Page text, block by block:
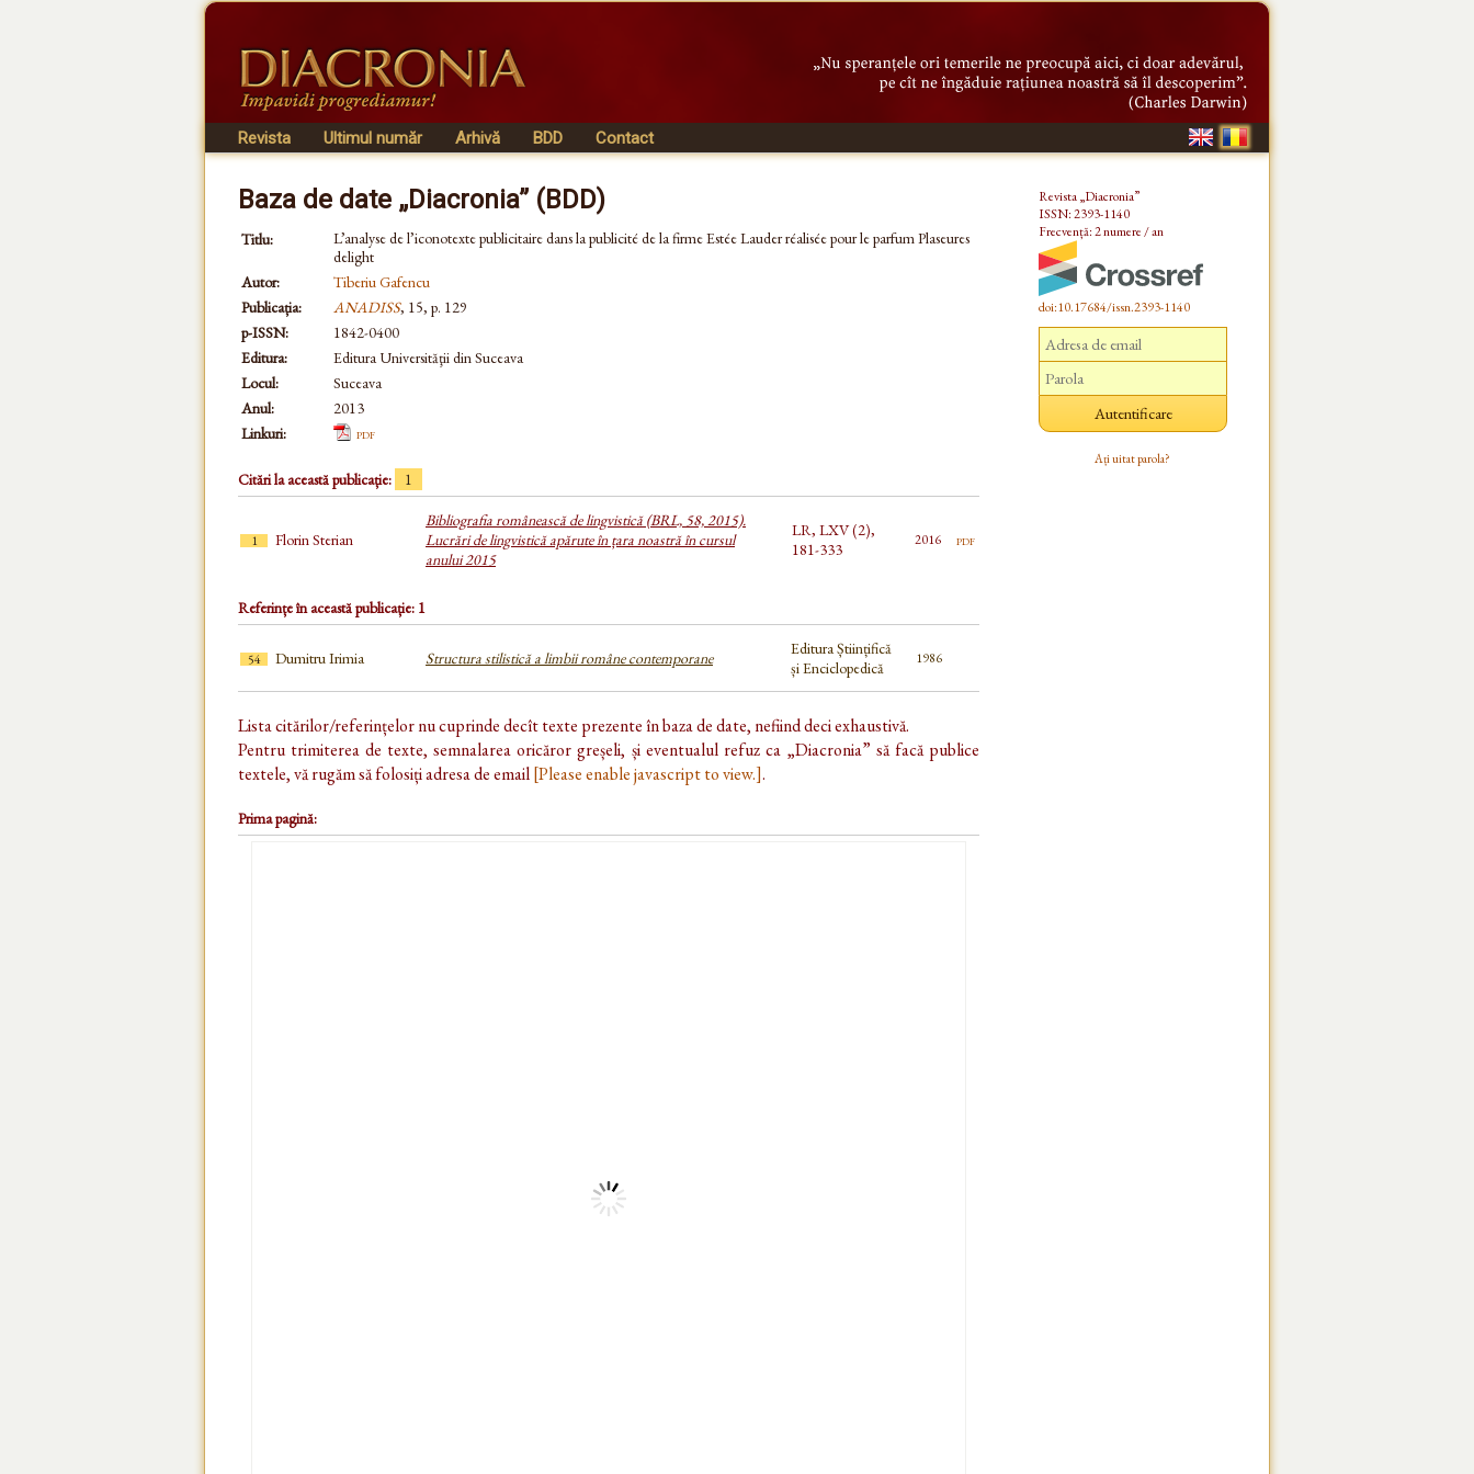
Revista Ultimul număr Arhivă BDD Contact
Baza de date „Diacronia” (BDD)
Titlu:
L’analyse de l’iconotexte publicitaire dans la publicité de la firme Estée Lauder réalisée pour le parfum Plaseures
delight
Autor:
Tiberiu Gafencu
Publicația:
ANADISS, 15, p. 129
p-ISSN:
1842-0400
Editura:
Editura Universităţii din Suceava
Locul:
Suceava
Anul:
2013
Linkuri:
pdf
Citări la această publicație: 1
1 Florin Sterian
Bibliografia românească de lingvistică (BRL, 58, 2015).
Lucrări de lingvistică apărute în țara noastră în cursul
anului 2015
LR, LXV (2),
181-333
2016 pdf
Referințe în această publicație: 1
54 Dumitru Irimia Structura stilistică a limbii române contemporane
Editura Științifică
și Enciclopedică
1986
Lista citărilor/referințelor nu cuprinde decît texte prezente în baza de date, nefiind deci exhaustivă.
Pentru trimiterea de texte, semnalarea oricăror greșeli, și eventualul refuz ca „Diacronia” să facă publice
textele, vă rugăm să folosiți adresa de email[Please enable javascript to view.].
Prima pagină:
Revista „Diacronia”
ISSN: 2393-1140
Frecvență: 2 numere / an
doi:10.17684/issn.2393-1140
Ați uitat parola?